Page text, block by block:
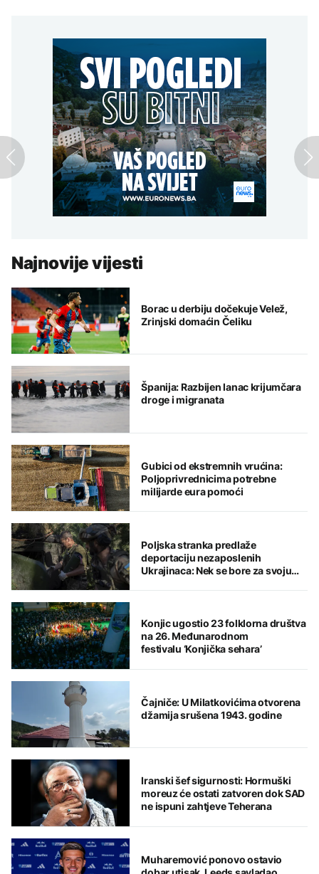
Najnovije vijesti
Borac u derbiju dočekuje Velež,
Zrinjski domaćin Čeliku
Španija: Razbijen lanac krijumčara
droge i migranata
Gubici od ekstremnih vrućina:
Poljoprivrednicima potrebne
milijarde eura pomoći
Poljska stranka predlaže
deportaciju nezaposlenih
Ukrajinaca: Nek se bore za svoju
Konjic ugostio 23 folklorna društva
na 26. Međunarodnom
festivalu ‘Konjička sehara’
Čajniče: U Milatkovićima otvorena
džamija srušena 1943. godine
Iranski šef sigurnosti: Hormuški
moreuz će ostati zatvoren dok SAD
ne ispuni zahtjeve Teherana
Muharemović ponovo ostavio